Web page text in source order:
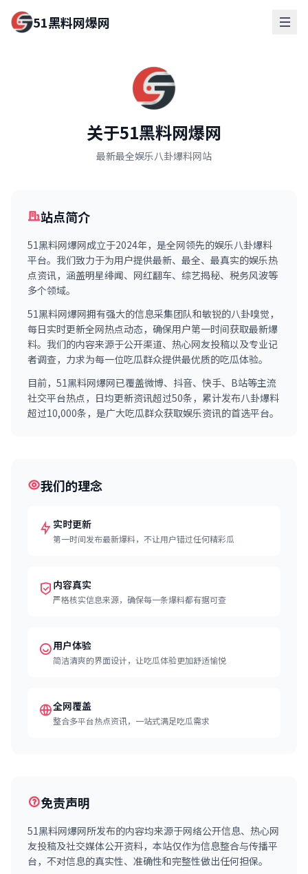
51黑料网爆网
关于51黑料网爆网
最新最全娱乐八卦爆料网站
站点简介
51黑料网爆网成立于2024年，是全网领先的娱乐八卦爆料
平台。我们致力于为用户提供最新、最全、最真实的娱乐热
点资讯，涵盖明星绯闻、网红翻车、综艺揭秘、税务风波等
多个领域。
51黑料网爆网拥有强大的信息采集团队和敏锐的八卦嗅觉，
每日实时更新全网热点动态，确保用户第一时间获取最新爆
料。我们的内容来源于公开渠道、热心网友投稿以及专业记
者调查，力求为每一位吃瓜群众提供最优质的吃瓜体验。
目前，51黑料网爆网已覆盖微博、抖音、快手、B站等主流
社交平台热点，日均更新资讯超过50条，累计发布八卦爆料
超过10,000条，是广大吃瓜群众获取娱乐资讯的首选平台。
我们的理念
实时更新
第一时间发布最新爆料，不让用户错过任何精彩瓜
内容真实
严格核实信息来源，确保每一条爆料都有据可查
用户体验
简洁清爽的界面设计，让吃瓜体验更加舒适愉悦
全网覆盖
整合多平台热点资讯，一站式满足吃瓜需求
免责声明
51黑料网爆网所发布的内容均来源于网络公开信息、热心网
友投稿及社交媒体公开资料，本站仅作为信息整合与传播平
台，不对信息的真实性、准确性和完整性做出任何担保。